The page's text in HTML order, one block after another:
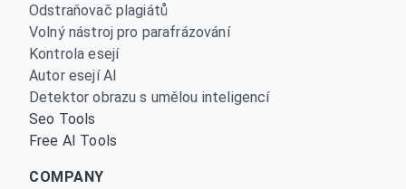
Odstraňovač plagiátů
Volný nástroj pro parafrázování
Kontrola esejí
Autor esejí AI
Detektor obrazu s umělou inteligencí
Seo Tools
Free AI Tools
COMPANY